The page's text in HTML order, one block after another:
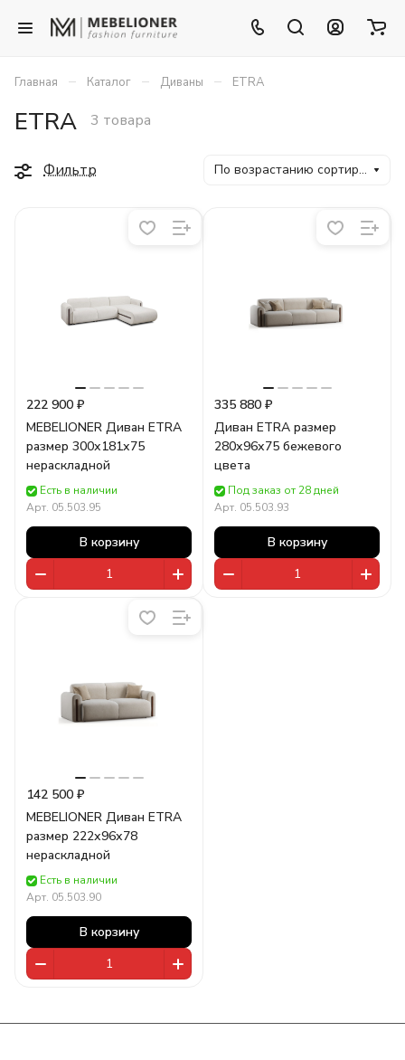
Главная – Каталог – Диваны – ETRA
ETRA 3 товара
Фильтр По возрастанию сортировки
222 900 ₽
MEBELIONER Диван ETRA
размер 300х181х75
нераскладной
Есть в наличии
Арт. 05.503.95
В корзину
335 880 ₽
Диван ETRA размер
280х96х75 бежевого
цвета
Под заказ от 28 дней
Арт. 05.503.93
В корзину
142 500 ₽
MEBELIONER Диван ETRA
размер 222х96х78
нераскладной
Есть в наличии
Арт. 05.503.90
В корзину